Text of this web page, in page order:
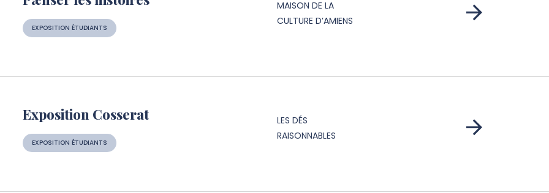
EXPOSITION ÉTUDIANTS
MAISON DE LA
CULTURE D’AMIENS
Exposition Cosserat
EXPOSITION ÉTUDIANTS
LES DÉS
RAISONNABLES